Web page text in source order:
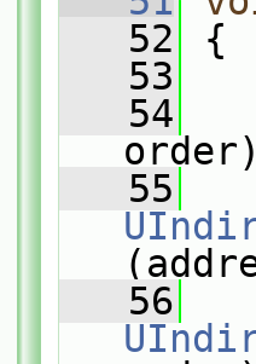
   52
{
   53
   54
   55
   56